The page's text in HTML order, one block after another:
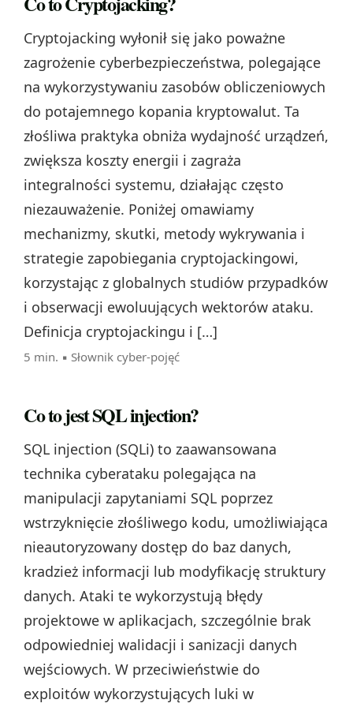
Cryptojacking wyłonił się jako poważne
zagrożenie cyberbezpieczeństwa, polegające
na wykorzystywaniu zasobów obliczeniowych
do potajemnego kopania kryptowalut. Ta
złośliwa praktyka obniża wydajność urządzeń,
zwiększa koszty energii i zagraża
integralności systemu, działając często
niezauważenie. Poniżej omawiamy
mechanizmy, skutki, metody wykrywania i
strategie zapobiegania cryptojackingowi,
korzystając z globalnych studiów przypadków
i obserwacji ewoluujących wektorów ataku.
Definicja cryptojackingu i […]
5 min. ▪ Słownik cyber-pojęć
Co to jest SQL injection?
SQL injection (SQLi) to zaawansowana
technika cyberataku polegająca na
manipulacji zapytaniami SQL poprzez
wstrzyknięcie złośliwego kodu, umożliwiająca
nieautoryzowany dostęp do baz danych,
kradzież informacji lub modyfikację struktury
danych. Ataki te wykorzystują błędy
projektowe w aplikacjach, szczególnie brak
odpowiedniej walidacji i sanizacji danych
wejściowych. W przeciwieństwie do
exploitów wykorzystujących luki w